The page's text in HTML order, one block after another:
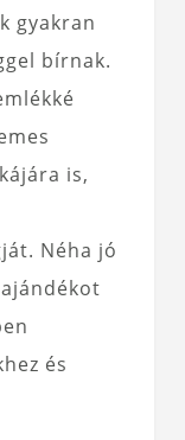
gyakran
bírnak.
is,
Néha jó
és